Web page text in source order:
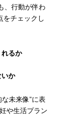
、行動が伴わ
をチェックし
るか
いか
未来像”に表
や生活プラン